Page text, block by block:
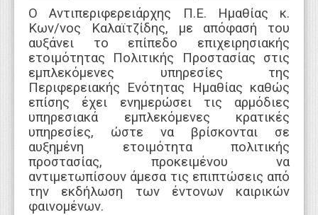
Ο Αντιπεριφερειάρχης Π.Ε. Ημαθίας κ.
Κων/νος Καλαϊτζίδης, με απόφασή του
αυξάνει το επίπεδο επιχειρησιακής
ετοιμότητας Πολιτικής Προστασίας στις
εμπλεκόμενες υπηρεσίες της
Περιφερειακής Ενότητας Ημαθίας καθώς
επίσης έχει ενημερώσει τις αρμόδιες
υπηρεσιακά εμπλεκόμενες κρατικές
υπηρεσίες, ώστε να βρίσκονται σε
αυξημένη ετοιμότητα πολιτικής
προστασίας, προκειμένου να
αντιμετωπίσουν άμεσα τις επιπτώσεις από
την εκδήλωση των έντονων καιρικών
φαινομένων.